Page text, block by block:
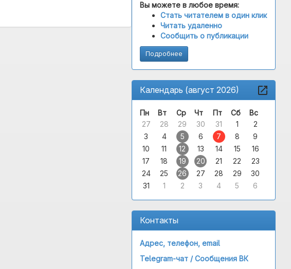
Вы можете в любое время:
Стать читателем в один клик
Читать удаленно
Сообщить о публикации
Подробнее
Календарь (август 2026)
Пн Вт Ср Чт Пт Сб
Вс
27
28 29 30 31 1
2
3
4 5 6 7 8
9
10
11 12 13 14 15
16
17
18 19 20 21 22
23
24
25 26 27 28 29
30
31
1 2 3 4 5 6
Контакты
Адрес, телефон, email
Telegram-чат /Сообщения ВК